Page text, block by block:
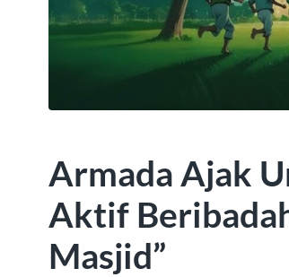
Armada Ajak
Aktif
Masjid”